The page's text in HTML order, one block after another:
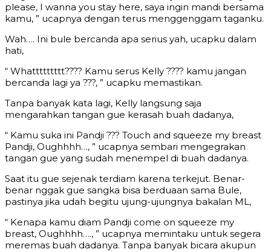
please, I wanna you stay here, saya ingin mandi bersama
kamu, ” ucapnya dengan terus menggenggam taganku.
Wah…. Ini bule bercanda apa serius yah, ucapku dalam
hati,
“ Whattttttttt???? Kamu serus Kelly ???? kamu jangan
bercanda lagi ya ???, ” ucapku memastikan.
Tanpa banyak kata lagi, Kelly langsung saja
mengarahkan tangan gue kerasah buah dadanya,
“ Kamu suka ini Pandji ??? Touch and squeeze my breast
Pandji, Oughhhh…, ” ucapnya sembari mengegrakan
tangan gue yang sudah menempel di buah dadanya.
Saat itu gue sejenak terdiam karena terkejut. Benar-
benar nggak gue sangka bisa berduaan sama Bule,
pastinya jika udah begitu ujung-ujungnya bakalan ML,
“ Kenapa kamu diam Pandji come on squeeze my
breast, Oughhhh…., ” ucapnya memintaku untuk segera
meremas buah dadanya. Tanpa banyak bicara akupun